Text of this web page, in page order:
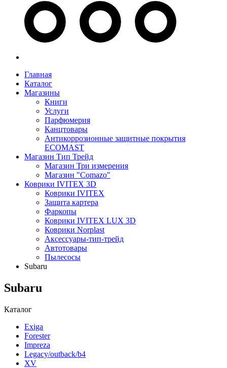
Главная
Каталог
Магазины
Книги
Услуги
Парфюмерия
Канцтовары
Антикоррозионные защитные покрытия
ECOMAST
Магазин Тип Трейд
Магазин Три измерения
Магазин "Comazo"
Коврики IVITEX 3D
Коврики IVITEX
Защита картера
Фаркопы
Коврики IVITEX LUX 3D
Коврики Norplast
Аксессуары-тип-трейд
Автотовары
Пылесосы
Subaru
Subaru
Каталог
Exiga
Forester
Impreza
Legacy/outback/b4
XV